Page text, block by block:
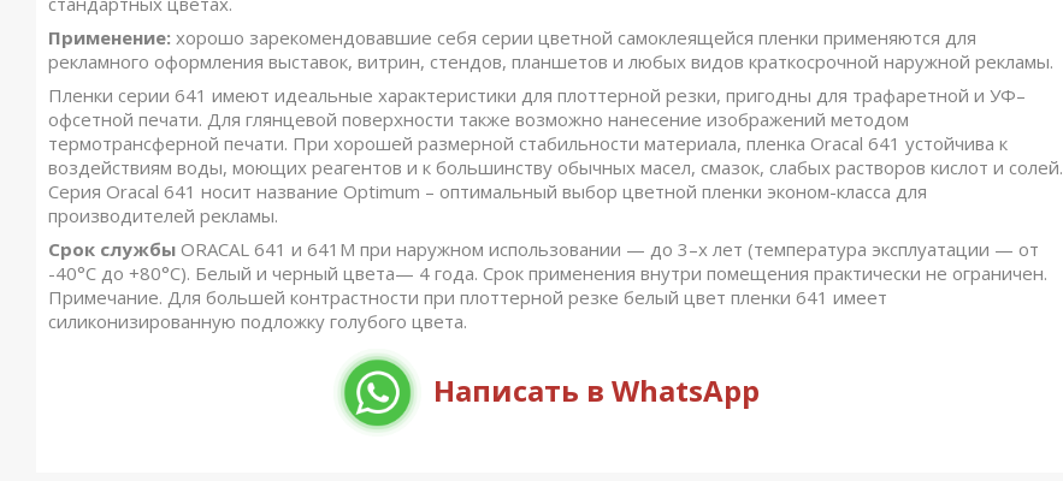
Применение: хорошо зарекомендовавшие себя серии цветной самоклеящейся пленки применяются для
рекламного оформления выставок, витрин, стендов, планшетов и любых видов краткосрочной наружной рекламы.
Пленки серии 641 имеют идеальные характеристики для плоттерной резки, пригодны для трафаретной и УФ–
офсетной печати. Для глянцевой поверхности также возможно нанесение изображений методом
термотрансферной печати. При хорошей размерной стабильности материала, пленка Oracal 641 устойчива к
воздействиям воды, моющих реагентов и к большинству обычных масел, смазок, слабых растворов кислот и солей.
Серия Oracal 641 носит название Optimum – оптимальный выбор цветной пленки эконом-класса для
производителей рекламы.
Срок службы ORACAL 641 и 641M при наружном использовании — до 3–х лет (температура эксплуатации — от
-40°С до +80°С). Белый и черный цвета— 4 года. Срок применения внутри помещения практически не ограничен.
Примечание. Для большей контрастности при плоттерной резке белый цвет пленки 641 имеет
силиконизированную подложку голубого цвета.
Написать в WhatsApp